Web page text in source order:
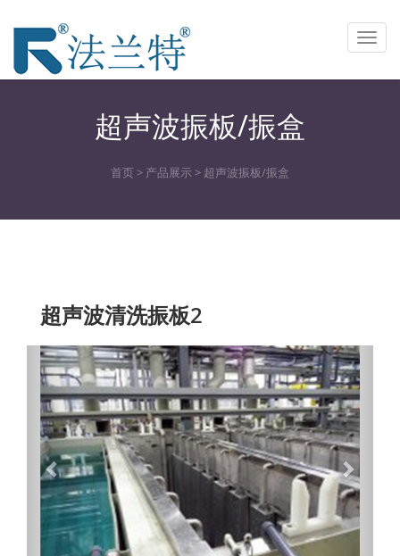
超声波振板/振盒
首页 > 产品展示 > 超声波振板/振盒
超声波清洗振板2
Previous Next